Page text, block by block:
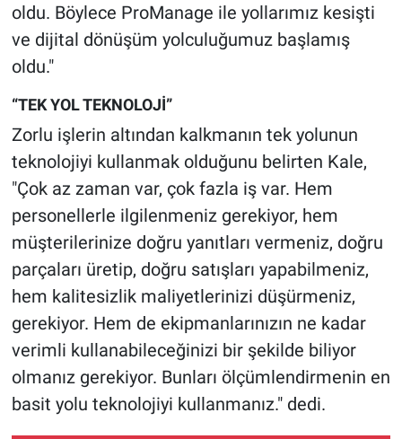
oldu. Böylece ProManage ile yollarımız kesişti
ve dijital dönüşüm yolculuğumuz başlamış
oldu."
“TEK YOL TEKNOLOJİ”
Zorlu işlerin altından kalkmanın tek yolunun
teknolojiyi kullanmak olduğunu belirten Kale,
"Çok az zaman var, çok fazla iş var. Hem
personellerle ilgilenmeniz gerekiyor, hem
müşterilerinize doğru yanıtları vermeniz, doğru
parçaları üretip, doğru satışları yapabilmeniz,
hem kalitesizlik maliyetlerinizi düşürmeniz,
gerekiyor. Hem de ekipmanlarınızın ne kadar
verimli kullanabileceğinizi bir şekilde biliyor
olmanız gerekiyor. Bunları ölçümlendirmenin en
basit yolu teknolojiyi kullanmanız." dedi.